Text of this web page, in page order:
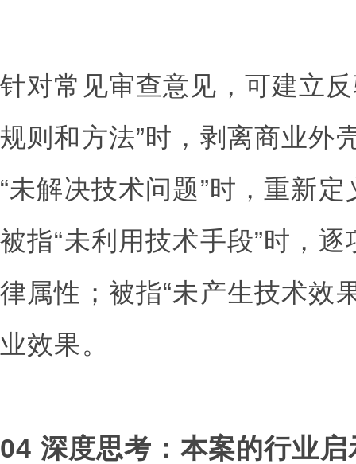
针对常见审查意见，可建立
规则和方法”时，剥离商业外
“未解决技术问题”时，重新
被指“未利用技术手段”时，
律属性；被指“未产生技术效
业效果。
04 深度思考：本案的行业启